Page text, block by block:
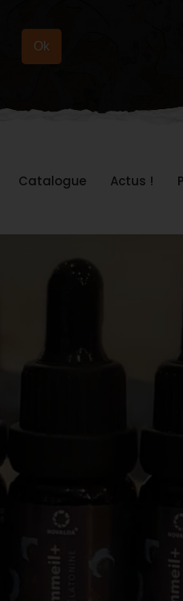
Ok
Catalogue Actus !